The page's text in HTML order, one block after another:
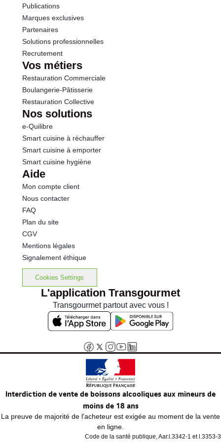
Protéines
Sel
Publications
Marques exclusives
Partenaires
Solutions professionnelles
Recrutement
Vos métiers
Restauration Commerciale
Boulangerie-Pâtisserie
Restauration Collective
Nos solutions
e-Quilibre
Smart cuisine à réchauffer
Smart cuisine à emporter
Smart cuisine hygiène
Aide
Mon compte client
Nous contacter
FAQ
Plan du site
CGV
Mentions légales
Signalement éthique
Cookies Settings
L'application Transgourmet
Transgourmet partout avec vous !
Interdiction de vente de boissons alcooliques aux mineurs de
moins de 18 ans
La preuve de majorité de l'acheteur est exigée au moment de la vente
en ligne.
Code de la santé publique, Aar.l.3342-1 et l.3353-3